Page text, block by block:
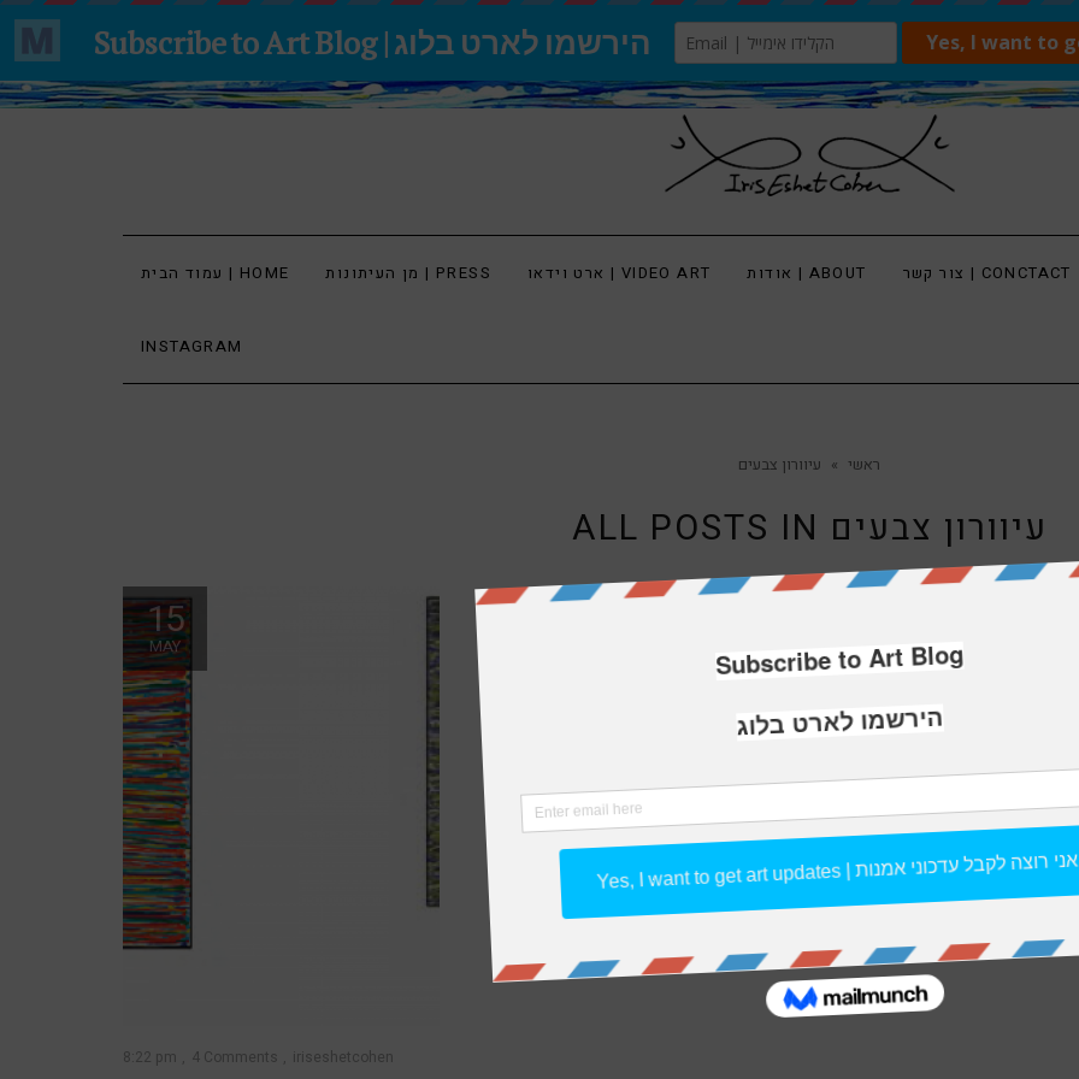
עמוד הבית | HOME מן העיתונות | PRESS ארט וידאו | VIDEO ART אודות | ABOUT צור קשר | CONCTACT
INSTAGRAM
ראשי » עיוורון צבעים
ALL POSTS IN עיוורון צבעים
15
MAY
8:22 pm 4 Comments iriseshetcohen